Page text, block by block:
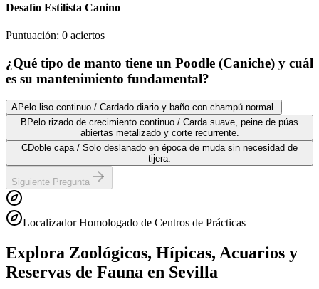
Desafío Estilista Canino
Puntuación: 0 aciertos
¿Qué tipo de manto tiene un Poodle (Caniche) y cuál
es su mantenimiento fundamental?
APelo liso continuo / Cardado diario y baño con champú normal.
B Pelo rizado de crecimiento continuo / Carda suave, peine de púas
abiertas metalizado y corte recurrente.
CDoble capa / Solo deslanado en época de muda sin necesidad de
tijera.
Siguiente Pregunta
Localizador Homologado de Centros de Prácticas
Explora Zoológicos, Hípicas, Acuarios y
Reservas de Fauna en Sevilla